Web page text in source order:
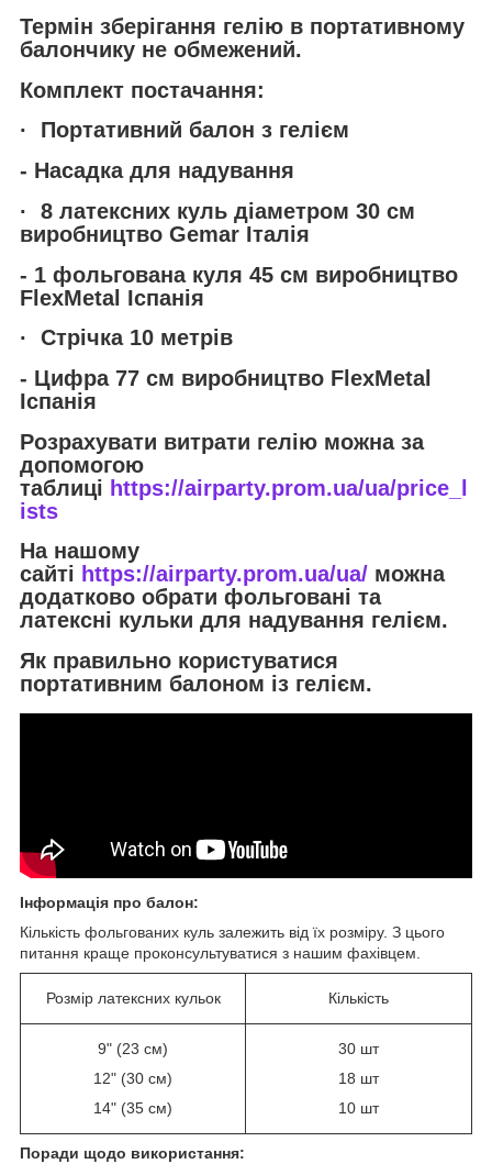
Термін зберігання гелію в портативному
балончику не обмежений.
Комплект постачання:
· Портативний балон з гелієм
- Насадка для надування
· 8 латексних куль діаметром 30 см
виробництво Gemar Італія
- 1 фольгована куля 45 см виробництво
FlexMetal Іспанія
· Стрічка 10 метрів
- Цифра 77 см виробництво FlexMetal
Іспанія
Розрахувати витрати гелію можна за
допомогою
таблиці https://airparty.prom.ua/ua/price_l
ists
На нашому
сайті https://airparty.prom.ua/ua/ можна
додатково обрати фольговані та
латексні кульки для надування гелієм.
Як правильно користуватися
портативним балоном із гелієм.
Інформація про балон:
Кількість фольгованих куль залежить від їх розміру. З цього
питання краще проконсультуватися з нашим фахівцем.
Розмір латексних кульок Кількість
9" (23 см)
12" (30 см)
14" (35 см)
30 шт
18 шт
10 шт
Поради щодо використання: